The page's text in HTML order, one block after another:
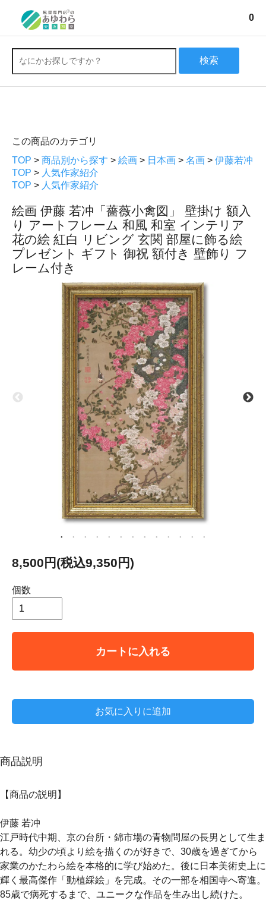
0
検索
この商品のカテゴリ
TOP > 商品別から探す > 絵画 > 日本画 > 名画 > 伊藤若冲
TOP > 人気作家紹介
TOP > 人気作家紹介
絵画 伊藤 若冲「薔薇小禽図」 壁掛け 額入
り アートフレーム 和風 和室 インテリア
花の絵 紅白 リビング 玄関 部屋に飾る絵
プレゼント ギフト 御祝 額付き 壁飾り フ
レーム付き
8,500円(税込9,350円)
個数
カートに入れる
お気に入りに追加
商品説明
【商品の説明】
伊藤 若冲
江戸時代中期、京の台所・錦市場の青物問屋の長男として生ま
れる。幼少の頃より絵を描くのが好きで、30歳を過ぎてから
家業のかたわら絵を本格的に学び始めた。後に日本美術史上に
輝く最高傑作「動植綵絵」を完成。その一部を相国寺へ寄進。
85歳で病死するまで、ユニークな作品を生み出し続けた。